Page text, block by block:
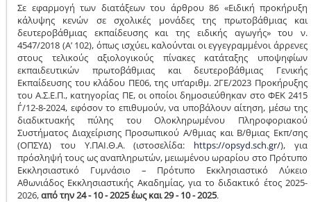
Σε εφαρμογή των διατάξεων του άρθρου 86 «Ειδική προκήρυξη
κάλυψης κενών σε σχολικές μονάδες της πρωτοβάθμιας και
δευτεροβάθμιας εκπαίδευσης και της ειδικής αγωγής» του ν.
4547/2018 (Α’ 102), όπως ισχύει, καλούνται οι εγγεγραμμένοι άρρενες
στους τελικούς αξιολογικούς πίνακες κατάταξης υποψηφίων
εκπαιδευτικών πρωτοβάθμιας και δευτεροβάθμιας Γενικής
Εκπαίδευσης του κλάδου ΠΕ06, της υπ’αριθμ. 2ΓΕ/2023 Προκήρυξης
του Α.Σ.Ε.Π., κατηγορίας ΠΕ, οι οποίοι δημοσιεύθηκαν στο ΦΕΚ 2415
Γ΄/12-8-2024, εφόσον το επιθυμούν, να υποβάλουν αίτηση, μέσω της
διαδικτυακής πύλης του Ολοκληρωμένου Πληροφοριακού
Συστήματος Διαχείρισης Προσωπικού Α/θμιας και Β/θμιας Εκπ/σης
(ΟΠΣΥΔ) του Υ.ΠΑΙ.Θ.Α. (ιστοσελίδα: https://opsyd.sch.gr/), για
πρόσληψή τους ως αναπληρωτών, μειωμένου ωραρίου στο Πρότυπο
Εκκλησιαστικό Γυμνάσιο – Πρότυπο Εκκλησιαστικό Λύκειο
Αθωνιάδος Εκκλησιαστικής Ακαδημίας, για το διδακτικό έτος 2025-
2026,από την 24 - 10 - 2025 έως και 29 - 10 - 2025.